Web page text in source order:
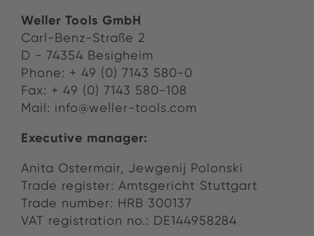
Weller Tools GmbH
Carl-Benz-Straße 2
D - 74354 Be­sigheim
Phone: + 49 (0) 7143 580-0
Fax: + 49 (0) 7143 580-108
Mail: info@​weller-​tools.​com
Ex­ec­u­tive man­ager:
Anita Os­ter­mair, Jewgenij Polonski
Trade reg­is­ter: Amts­gericht Stuttgart
Trade num­ber: HRB 300137
VAT registration no.: DE144958284